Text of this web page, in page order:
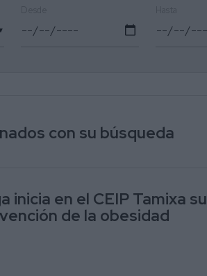
con su búsqueda
inicia en el CEIP Tamixa
de la obesidad